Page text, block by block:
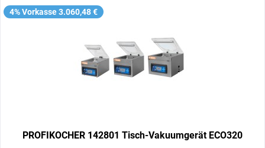
4% Vorkasse 3.060,48 €
PROFIKOCHER 142801 Tisch-Vakuumgerät ECO320